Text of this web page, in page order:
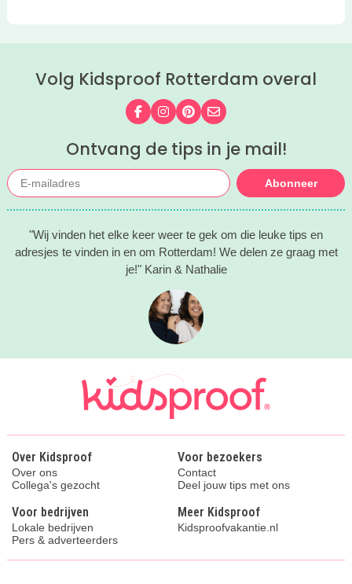
Volg Kidsproof Rotterdam overal
Volg ons op Facebook
Volg ons op Instagram
Volg ons op Pinterest
Mail ons
Ontvang de tips in je mail!
Abonneer
"Wij vinden het elke keer weer te gek om die leuke tips en
adresjes te vinden in en om Rotterdam! We delen ze graag met
je!" Karin & Nathalie
Over Kidsproof
Over ons
Collega's gezocht
Voor bezoekers
Contact
Deel jouw tips met ons
Voor bedrijven
Lokale bedrijven
Pers & adverteerders
Meer Kidsproof
Kidsproofvakantie.nl